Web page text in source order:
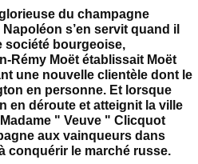
du champagne
s’en servit quand il
société bourgeoise,
Rémy Moët établissait Moët
une nouvelle clientèle dont le
en personne. Et lorsque
en déroute et atteignit la ville
" Veuve " Clicquot
aux vainqueurs dans
conquérir le marché russe.